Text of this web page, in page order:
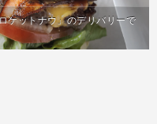
ケットナウ」のデリバリーで